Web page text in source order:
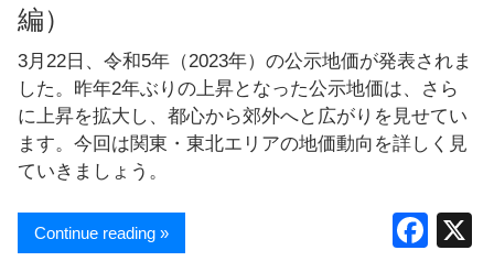
編）
3月22日、令和5年（2023年）の公示地価が発表されま
した。昨年2年ぶりの上昇となった公示地価は、さら
に上昇を拡大し、都心から郊外へと広がりを見せてい
ます。今回は関東・東北エリアの地価動向を詳しく見
ていきましょう。
F
Continue reading »